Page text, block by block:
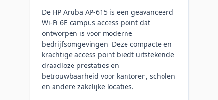
De HP Aruba AP-615 is een geavanceerd
Wi-Fi 6E campus access point dat
ontworpen is voor moderne
bedrijfsomgevingen. Deze compacte en
krachtige access point biedt uitstekende
draadloze prestaties en
betrouwbaarheid voor kantoren, scholen
en andere zakelijke locaties.